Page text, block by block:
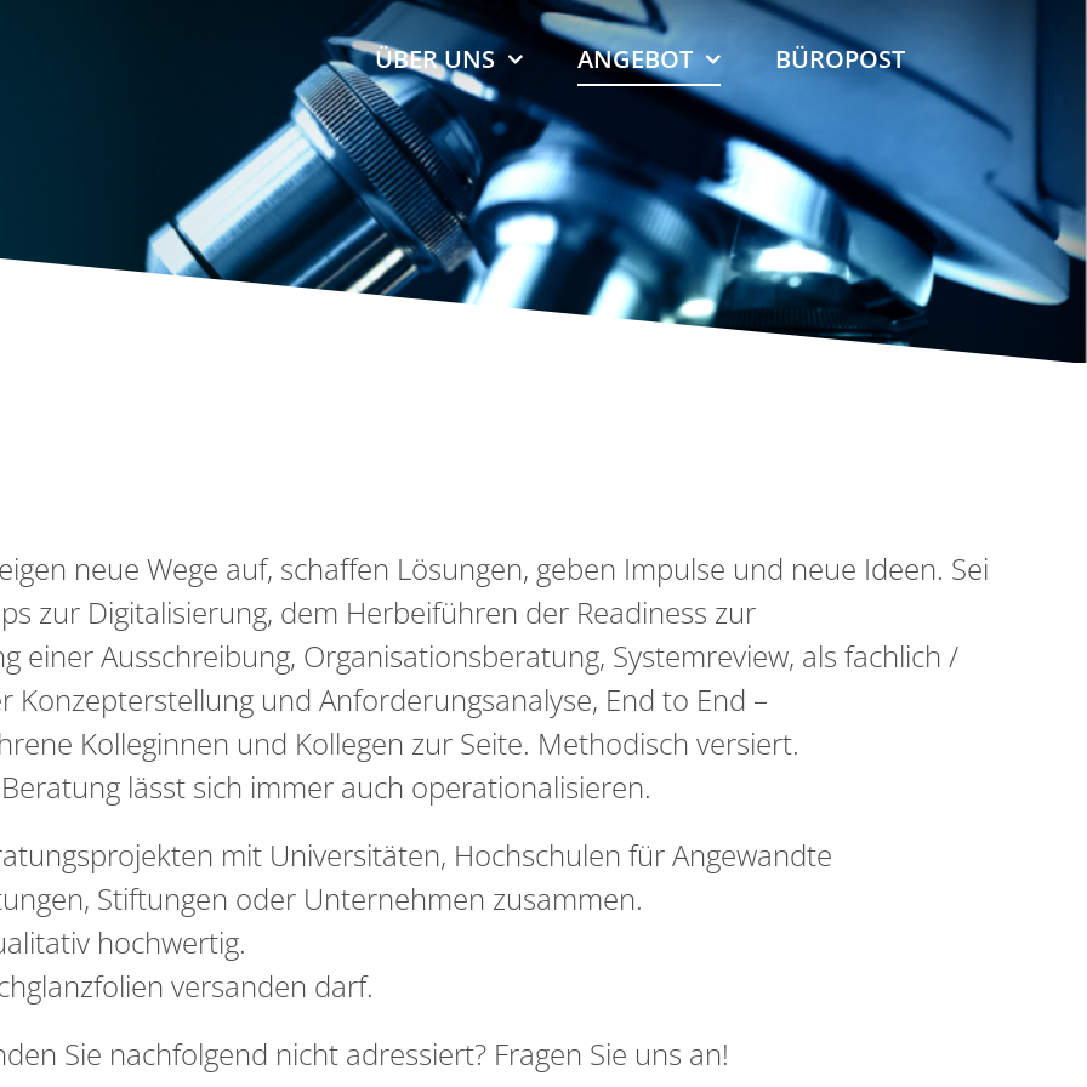
ÜBER UNS ANGEBOT BÜROPOST
neue Wege auf, schaffen Lösungen, geben Impulse und neue Ideen. Sei
zur Digitalisierung, dem Herbeiführen der Readiness zur
einer Ausschreibung, Organisationsberatung, Systemreview, als fachlich /
und Anforderungsanalyse, End to End –
Kolleginnen und Kollegen zur Seite. Methodisch versiert.
lässt sich immer auch operationalisieren.
mit Universitäten, Hochschulen für Angewandte
Stiftungen oder Unternehmen zusammen.
hochwertig.
versanden darf.
Sie nachfolgend nicht adressiert? Fragen Sie uns an!